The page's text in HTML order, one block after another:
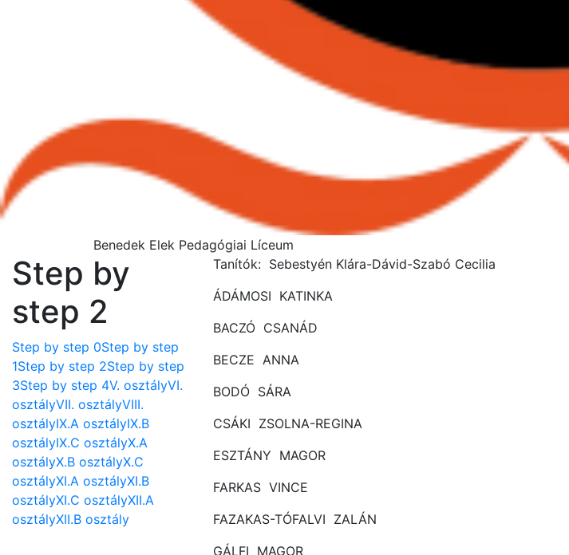
Benedek Elek Pedagógiai Líceum
Step by
step 2
Step by step 0Step by step
1Step by step 2Step by step
3Step by step 4V. osztályVI.
osztályVII. osztályVIII.
osztályIX.A osztályIX.B
osztályIX.C osztályX.A
osztályX.B osztályX.C
osztályXI.A osztályXI.B
osztályXI.C osztályXII.A
osztályXII.B osztály
Tanítók: Sebestyén Klára-Dávid-Szabó Cecilia
ÁDÁMOSI KATINKA
BACZÓ CSANÁD
BECZE ANNA
BODÓ SÁRA
CSÁKI ZSOLNA-REGINA
ESZTÁNY MAGOR
FARKAS VINCE
FAZAKAS-TÓFALVI ZALÁN
GÁLFI MAGOR